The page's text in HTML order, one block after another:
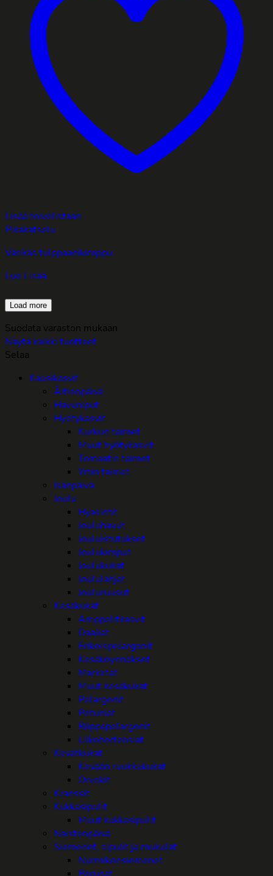
Lisää toivelistaan
Pikakatselu
Värikäs tulppaanikimppu
Lue Lisää
Load more
Suodata varaston mukaan
Näytä kaikki tuotteet
Selaa
Kausikasvit
Äitienpäivä
Havuniput
Hyötykasvit
Kurkun taimet
Muut hyötykasvit
Tomaatin taimet
Yrtin taimet
Isänpäivä
Joulu
Hyasintit
Jouluhavut
Jouluistutukset
Joulukimput
Joulukukat
Joululahjat
Jouluruusut
Kesäkukat
Amppelitkasvit
Daaliat
Erikoispelargonit
Kesäköynnökset
Marketat
Muut kesäkukat
Pelargonit
Petuniat
Riippapelargonit
Ulkohortensiat
Kevätkukat
Kevään ruukkukukat
Orvokit
Kranssit
Kukkasipulit
Muut kukkasipulit
Naistenpäivä
Siemenet, sipulit ja mukulat
Nurmikonsiemenet